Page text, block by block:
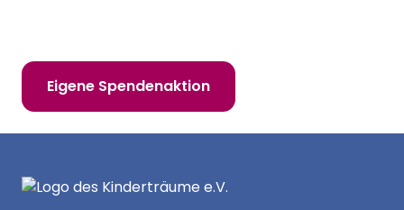
Eigene Spendenaktion